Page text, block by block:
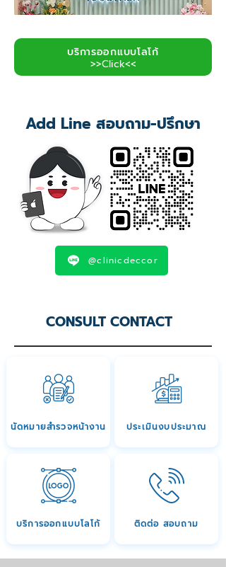
บริการออกแบบโลโก้
>>Click<<
Add Line สอบถาม-ปรึกษา
@clinicdeccor
CONSULT CONTACT
นัดหมายสำรวจหน้างาน ประเมินงบประมาณ
บริการออกแบบโลโก้ ติดต่อ สอบถาม